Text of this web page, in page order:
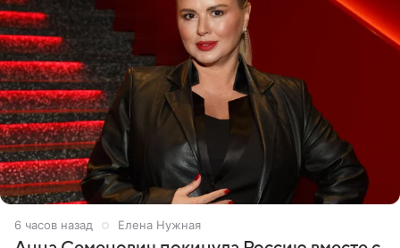
6 часов назад Елена Нужная